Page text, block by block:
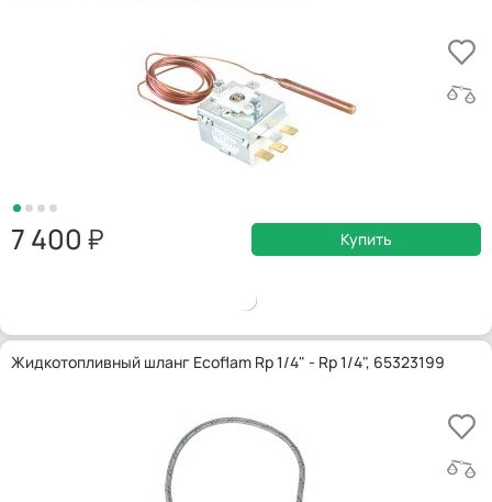
7 400 Купить
Жидкотопливный шланг Ecoflam Rp 1/4" - Rp 1/4", 65323199